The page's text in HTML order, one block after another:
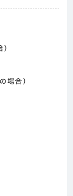
場合）